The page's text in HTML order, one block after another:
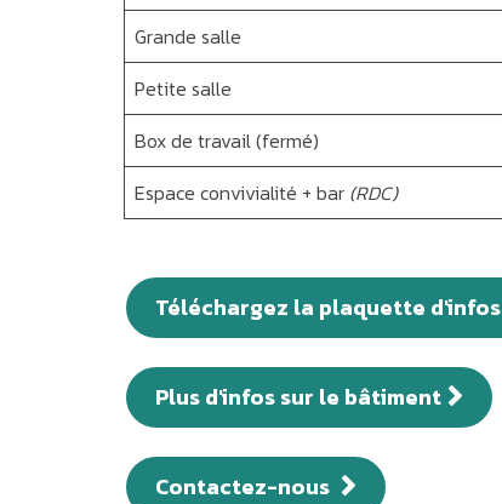
Grande salle
Petite salle
Box de travail (fermé)
Espace convivialité + bar (RDC)
Téléchargez la plaquette d'infos
Plus d'infos sur le bâtiment
Contactez-nous